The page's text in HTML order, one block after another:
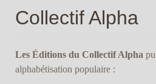
Collectif Alpha
Les Éditions du Collectif Alpha
alphabétisation populaire :